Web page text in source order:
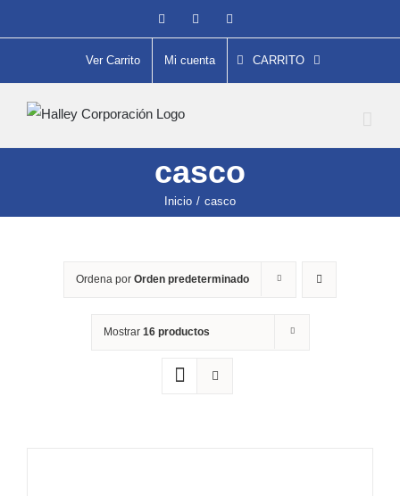
al
FacebookInstagram
Ver Carrito Mi cuenta CARRITO
casco
Inicio / casco
Ordena por Orden predeterminado
Mostrar 16 productos